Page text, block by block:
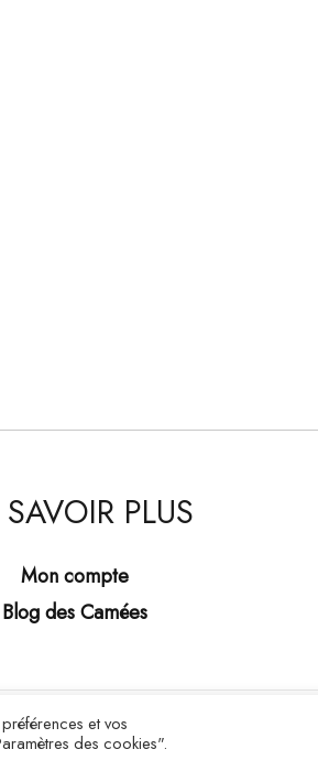
PLUS
Mon compte
Blog des Camées
et vos
des cookies".